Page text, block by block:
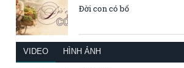
Đời con có bố
VIDEO HÌNH ẢNH